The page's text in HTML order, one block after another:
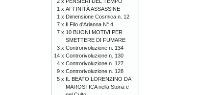
1 x AFFINITÀ ASSASSINE
1 x Dimensione Cosmica n. 12
7 x Il Filo d'Arianna N° 4
7 x 10 BUONI MOTIVI PER
SMETTERE DI FUMARE
3 x Controrivoluzione n. 134
14 x Controrivoluzione n. 130
4 x Controrivoluzione n. 127
9 x Controrivoluzione n. 128
5 x IL BEATO LORENZINO DA
MAROSTICA nella Storia e